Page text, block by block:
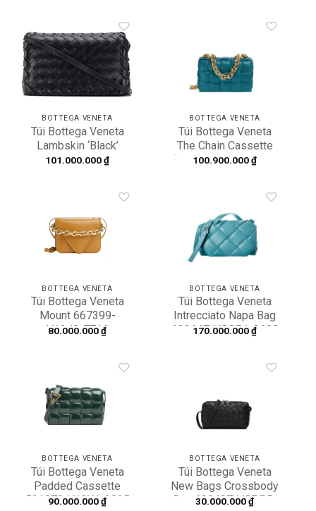
Add to
wishlist
BOTTEGA VENETA
Túi Bottega Veneta
Lambskin ‘Black’
609231-VCPP-18803
101.000.000₫
wishlist
BOTTEGA VENETA
Túi Bottega Veneta
The Chain Cassette
‘Intrecciato’ 631421-
100.900.000₫
Add to
BOTTEGA VENETA
Túi Bottega Veneta
Mount 667399-
V12J0-7716
80.000.000₫
Add to
wishlist
BOTTEGA VENETA
Túi Bottega Veneta
Intrecciato Napa Bag
632647-VCQR1-3608
170.000.000₫
wishlist
BOTTEGA VENETA
Túi Bottega Veneta
Padded Cassette
591970-V13Y1-3035
90.000.000₫
BOTTEGA VENETA
Túi Bottega Veneta
New Bags Crossbody
Bag 609407-VCPP5-
30.000.000₫